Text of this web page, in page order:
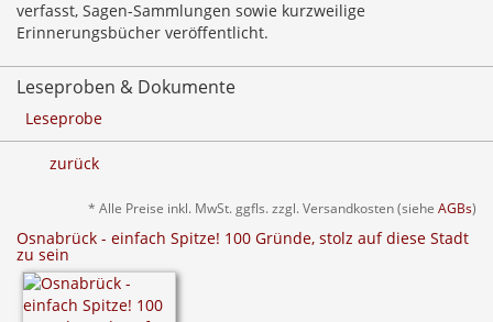
verfasst, Sagen-Sammlungen sowie kurzweilige
Erinnerungsbücher veröffentlicht.
Leseproben & Dokumente
Leseprobe
zurück
* Alle Preise inkl. MwSt. ggfls. zzgl. Versandkosten (siehe AGBs)
Osnabrück - einfach Spitze! 100 Gründe, stolz auf diese Stadt
zu sein